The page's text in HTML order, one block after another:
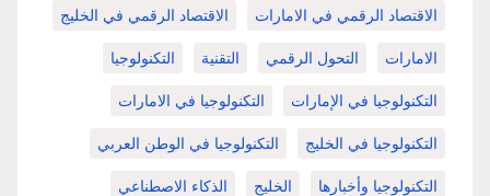
الاقتصاد الرقمي في الامارات الاقتصاد الرقمي في الخليج
الامارات التحول الرقمي التقنية التكنولوجيا
التكنولوجيا في الإمارات التكنولوجيا في الامارات
التكنولوجيا في الخليج التكنولوجيا في الوطن العربي
التكنولوجيا وأخبارها الخليج الذكاء الاصطناعي